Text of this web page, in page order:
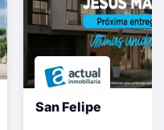
San Felipe